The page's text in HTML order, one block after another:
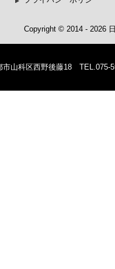
Copyright © 2014 - 2026
市山科区西野後藤18 TEL.075-